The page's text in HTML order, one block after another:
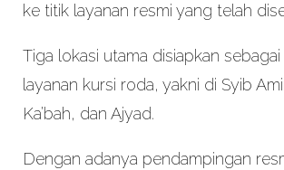
ke titik layanan resmi yang telah
Tiga lokasi utama disiapkan
layanan kursi roda, yakni di Syib
Ka’bah, dan Ajyad.
Dengan adanya pendampingan